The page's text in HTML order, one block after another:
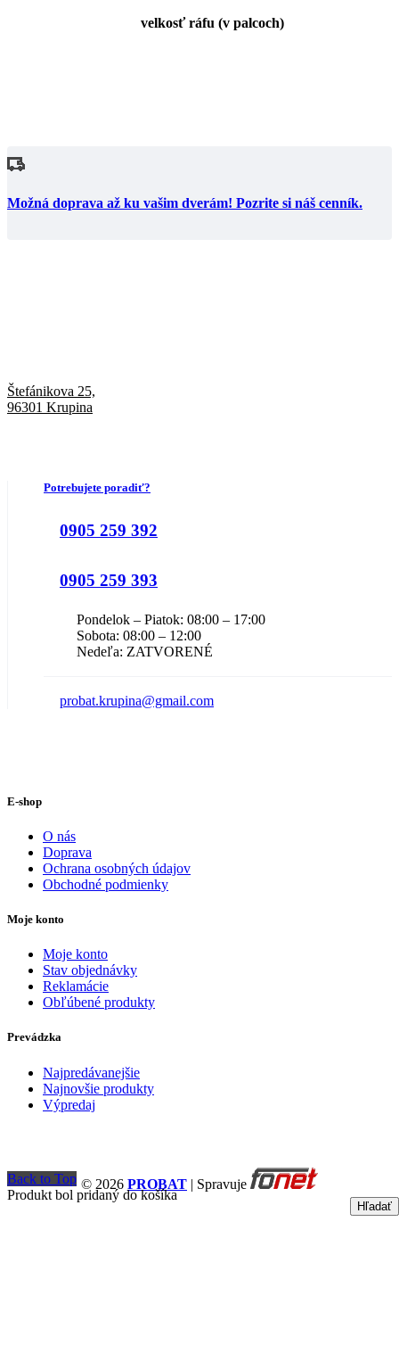
velkosť ráfu (v palcoch)
Možná doprava až ku vašim dverám! Pozrite si náš cenník.
Štefánikova 25,
96301 Krupina
Potrebujete poradiť?
0905 259 392
0905 259 393
Pondelok – Piatok: 08:00 – 17:00
Sobota: 08:00 – 12:00
Nedeľa: ZATVORENÉ
probat.krupina@gmail.com
E-shop
O nás
Doprava
Ochrana osobných údajov
Obchodné podmienky
Moje konto
Moje konto
Stav objednávky
Reklamácie
Obľúbené produkty
Prevádzka
Najpredávanejšie
Najnovšie produkty
Výpredaj
© 2026 PROBAT | Spravuje
Back to Top
Produkt bol pridaný do košíka